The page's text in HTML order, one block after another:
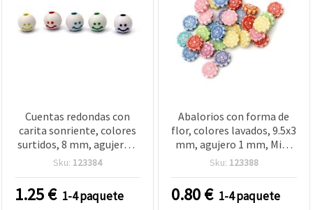
Cuentas redondas con
carita sonriente, colores
surtidos, 8 mm, agujero 2
mm, 50 g (aprox. 190 uds)
Sku: 123384
1.25€ 1-4 paquete
Abalorios con forma de
flor, colores lavados, 9.5x3
mm, agujero 1 mm, Mix -
50 g ~140 piezas
Sku: 123388
0.80€ 1-4 paquete